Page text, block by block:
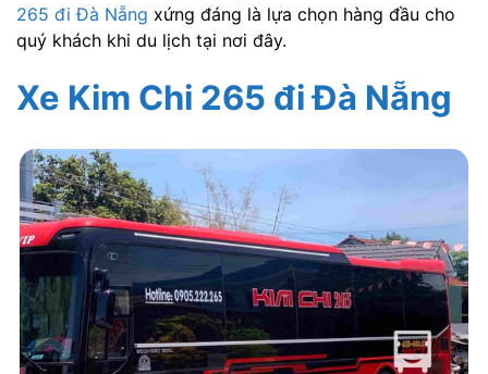
265 đi Đà Nẵng xứng đáng là lựa chọn hàng đầu cho
quý khách khi du lịch tại nơi đây.
Xe Kim Chi 265 đi Đà Nẵng